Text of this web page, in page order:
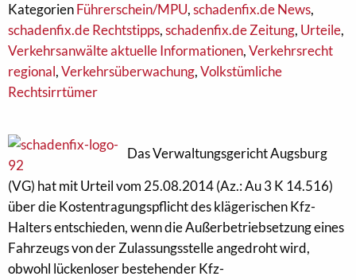
KategorienFührerschein/MPU,schadenfix.de News,
schadenfix.de Rechtstipps,schadenfix.de Zeitung, Urteile,
Verkehrsanwälte aktuelle Informationen,Verkehrsrecht
regional,Verkehrsüberwachung,Volkstümliche
Rechtsirrtümer
Das Verwaltungsgericht Augsburg
(VG) hat mit Urteil vom 25.08.2014 (Az.: Au 3 K 14.516)
über die Kostentragungspflicht des klägerischen Kfz-
Halters entschieden, wenn die Außerbetriebsetzung eines
Fahrzeugs von der Zulassungsstelle angedroht wird,
obwohl lückenloser bestehender Kfz-